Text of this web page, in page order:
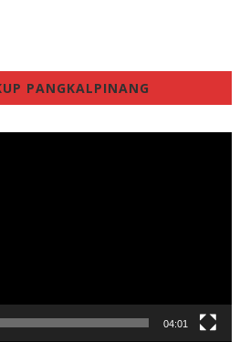
PANGKALPINANG
04:01